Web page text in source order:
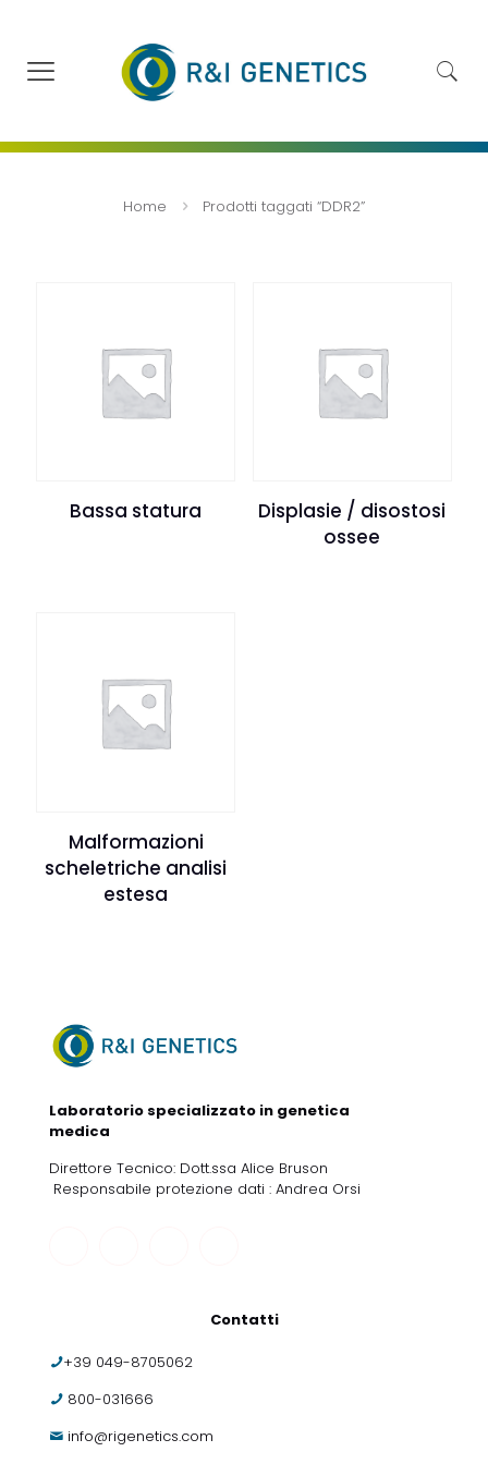
Home Prodotti taggati “DDR2”
Bassa statura
Displasie / disostosi
ossee
Malformazioni
scheletriche analisi
estesa
Laboratorio specializzato in genetica
medica
Direttore Tecnico: Dott.ssa Alice Bruson
Responsabile protezione dati : Andrea Orsi
Contatti
+39 049-8705062
800-031666
info@rigenetics.com